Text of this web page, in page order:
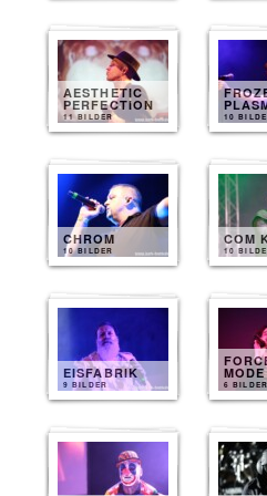
AESTHETIC
PERFECTION
11 BILDER 10
CHROM
10 BILDER
COM
10
EISFABRIK
9 BILDER
MODE
6 BILDER